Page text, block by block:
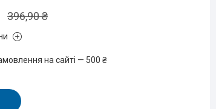
396,90 ₴
на сайті — 500 ₴